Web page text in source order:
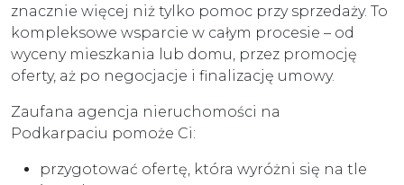
znacznie więcej niż tylko pomoc przy sprzedaży. To
kompleksowe wsparcie w całym procesie – od
wyceny mieszkania lub domu, przez promocję
oferty, aż po negocjacje i finalizację umowy.
Zaufana agencja nieruchomości na
Podkarpaciu pomoże Ci:
przygotować ofertę, która wyróżni się na tle